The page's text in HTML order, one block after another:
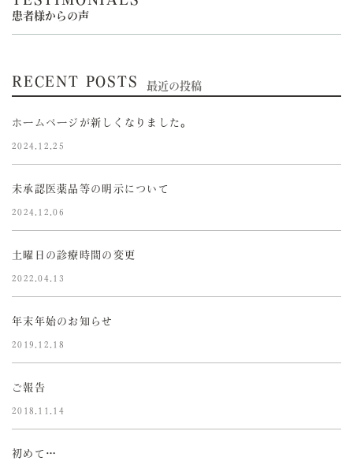
患者様からの声
RECENT POSTS 最近の投稿
ホームページが新しくなりました。
2024.12.25
未承認医薬品等の明示について
2024.12.06
土曜日の診療時間の変更
2022.04.13
年末年始のお知らせ
2019.12.18
ご報告
2018.11.14
初めて…